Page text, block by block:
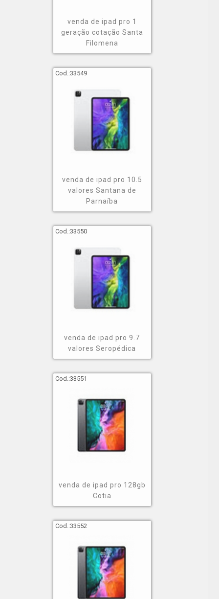
venda de ipad pro 1
geração cotação Santa
Filomena
Cod.:33549
venda de ipad pro 10.5
valores Santana de
Parnaíba
Cod.:33550
venda de ipad pro 9.7
valores Seropédica
Cod.:33551
venda de ipad pro 128gb
Cotia
Cod.:33552